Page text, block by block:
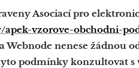
Asociací pro
apek-vzorove-obchodni-
nenese žádnou
podmínky konzultovat s